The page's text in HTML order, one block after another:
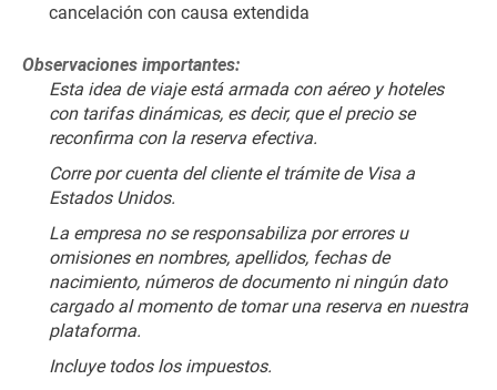
cancelación con causa extendida
Observaciones importantes:
Esta idea de viaje está armada con aéreo y hoteles
con tarifas dinámicas, es decir, que el precio se
reconfirma con la reserva efectiva.
Corre por cuenta del cliente el trámite de Visa a
Estados Unidos.
La empresa no se responsabiliza por errores u
omisiones en nombres, apellidos, fechas de
nacimiento, números de documento ni ningún dato
cargado al momento de tomar una reserva en nuestra
plataforma.
Incluye todos los impuestos.